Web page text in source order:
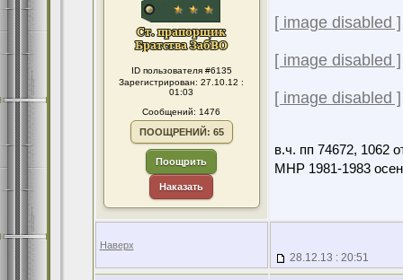
ID пользователя #6135
Зарегистрирован: 27.10.12 :
01:03
Сообщений: 1476
ПООЩРЕНИЙ: 65
Поощрить
Наказать
[ image disabled ]
[ image disabled ]
[ image disabled ]
в.ч. пп 74672, 1062
МНР 1981-1983
Наверх
28.12.13 : 20:51